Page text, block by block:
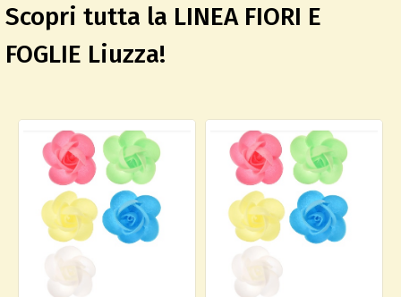
Scopri tutta la LINEA FIORI E
FOGLIE Liuzza!